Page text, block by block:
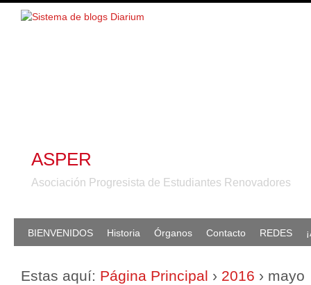
ASPER
Asociación Progresista de Estudiantes Renovadores
BIENVENIDOS Historia Órganos Contacto REDES
Estas aquí: Página Principal › 2016 › mayo